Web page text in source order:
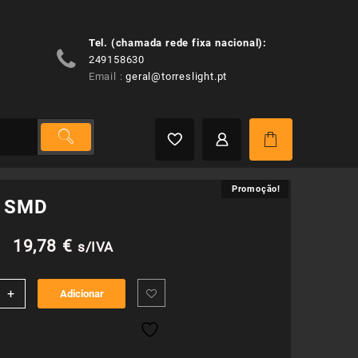
Tel. (chamada rede fixa nacional):
249158630
Email :geral@torreslight.pt
Promoção!
O
preço
original
19,78 €O
preço
atual
s/IVA
+ Adicionar
Promoção!